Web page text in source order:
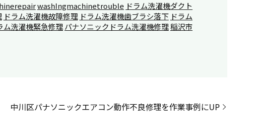
washIngmachinetrouble ドラム洗濯機ダクト
ドラム洗濯機故障修理 ドラム洗濯機歯ブラシ落下 ドラム
ム洗濯機緊急修理パナソニックドラム洗濯機修理稲沢市
中川区パナソニックエアコン動作不良修理を作業事例にUP